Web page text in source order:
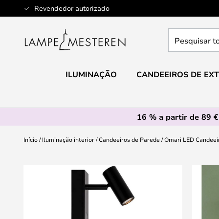
Revendedor autorizado
Ir
para
Conteúdo
toda
loja
ILUMINAÇÃO CANDEEIROS DE
16 % a partir de 89 €
Início Iluminação interior Candeeiros de Parede Omari LED